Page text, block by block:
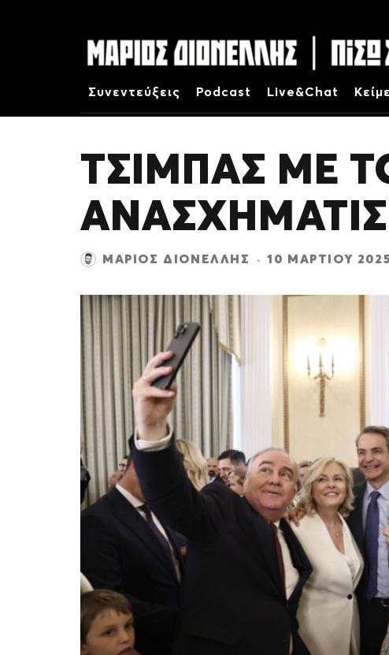
Συνεντεύξεις Podcast Live&Chat
ΤΣΙΜΠΑΣ ΜΕ
ΜΆΡΙΟΣ ΔΙΟΝΈΛΛΗΣ · 10 ΜΑΡΤΊΟΥ 2025